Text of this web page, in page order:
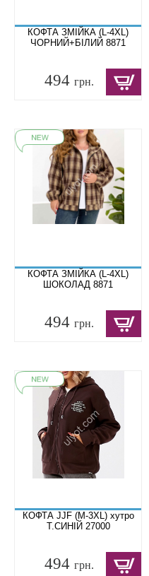
КОФТА ЗМІЙКА (L-4XL)
ЧОРНИЙ+БІЛИЙ 8871
494 грн.
КОФТА ЗМІЙКА (L-4XL)
ШОКОЛАД 8871
494 грн.
КОФТА JJF (M-3XL) хутро
Т.СИНІЙ 27000
494 грн.